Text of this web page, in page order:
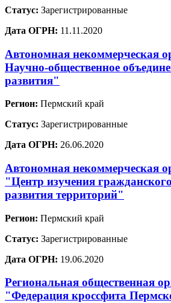
Статус: Зарегистрированные
Дата ОГРН: 11.11.2020
Автономная некоммерческая
Научно-общественное
развития"
Регион: Пермский край
Статус: Зарегистрированные
Дата ОГРН: 26.06.2020
Автономная некоммерческая
"Центр изучения
развития территорий"
Регион: Пермский край
Статус: Зарегистрированные
Дата ОГРН: 19.06.2020
Региональная общественная
"Федерация кроссфита